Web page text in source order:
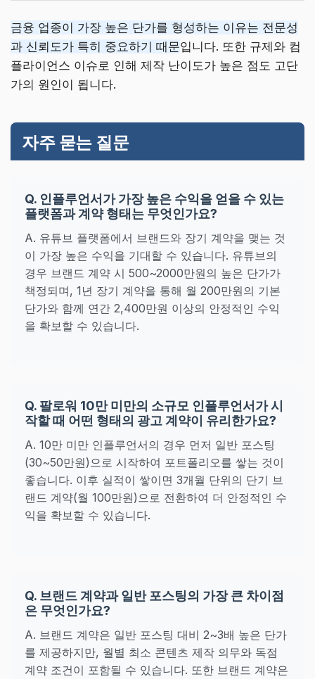
금융 업종이 가장 높은 단가를 형성하는 이유는 전문성
과 신뢰도가 특히 중요하기 때문입니다. 또한 규제와 컴
플라이언스 이슈로 인해 제작 난이도가 높은 점도 고단
가의 원인이 됩니다.
자주 묻는 질문
Q. 인플루언서가 가장 높은 수익을 얻을 수 있는
플랫폼과 계약 형태는 무엇인가요?
A. 유튜브 플랫폼에서 브랜드와 장기 계약을 맺는 것
이 가장 높은 수익을 기대할 수 있습니다. 유튜브의
경우 브랜드 계약 시 500~2000만원의 높은 단가가
책정되며, 1년 장기 계약을 통해 월 200만원의 기본
단가와 함께 연간 2,400만원 이상의 안정적인 수익
을 확보할 수 있습니다.
Q. 팔로워 10만 미만의 소규모 인플루언서가 시
작할 때 어떤 형태의 광고 계약이 유리한가요?
A. 10만 미만 인플루언서의 경우 먼저 일반 포스팅
(30~50만원)으로 시작하여 포트폴리오를 쌓는 것이
좋습니다. 이후 실적이 쌓이면 3개월 단위의 단기 브
랜드 계약(월 100만원)으로 전환하여 더 안정적인 수
익을 확보할 수 있습니다.
Q. 브랜드 계약과 일반 포스팅의 가장 큰 차이점
은 무엇인가요?
A. 브랜드 계약은 일반 포스팅 대비 2~3배 높은 단가
를 제공하지만, 월별 최소 콘텐츠 제작 의무와 독점
계약 조건이 포함될 수 있습니다. 또한 브랜드 계약은